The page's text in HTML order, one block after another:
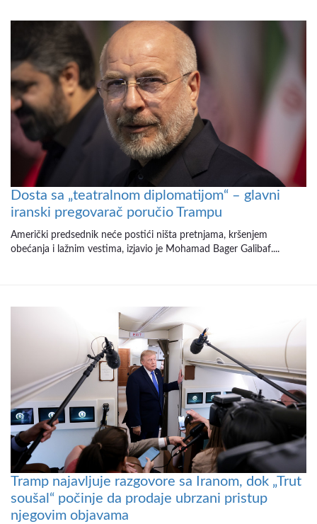
Dosta sa „teatralnom diplomatijom“ – glavni
iranski pregovarač poručio Trampu
Američki predsednik neće postići ništa pretnjama, kršenjem
obećanja i lažnim vestima, izjavio je Mohamad Bager Galibaf....
Tramp najavljuje razgovore sa Iranom, dok „Trut
soušal“ počinje da prodaje ubrzani pristup
njegovim objavama